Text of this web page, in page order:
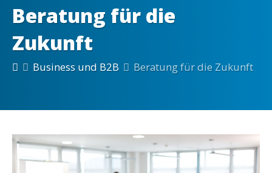
Beratung für die
Zukunft
Business und B2B Beratung für die Zukunft